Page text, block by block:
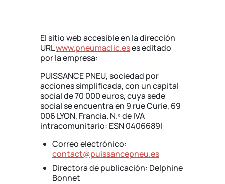
El sitio web accesible en la dirección
URLwww.pneumaclic.eses editado
por la empresa:
PUISSANCE PNEU, sociedad por
acciones simplificada, con un capital
social de 70 000 euros, cuya sede
social se encuentra en 9 rue Curie, 69
006 LYON, Francia. N.º de IVA
intracomunitario: ESN 0406689I
Correo electrónico:
contact@puissancepneu.es
Directora de publicación: Delphine
Bonnet